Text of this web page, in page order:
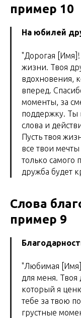
пример 10
На юбилей
"Дорогая
жизни. Твоя
вдохновения,
вперед.
моменты, за
поддержку. Ты
слова и
Пусть твоя
все твои
только самого
дружба будет
Слова
пример 9
"Любимая
для меня.
который я
тебе за твою
грустные